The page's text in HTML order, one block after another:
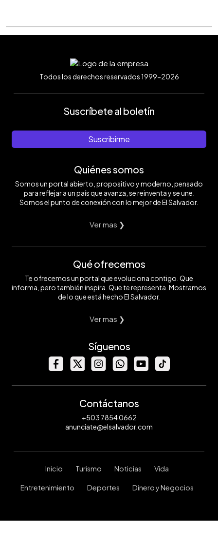
Todos los derechos reservados 1999-2026
Suscríbete al boletín
Suscribirme
Quiénes somos
Somos un portal abierto, propositivo y moderno, pensado
para reflejar a un país que avanza, se reinventa y se une.
Somos el punto de conexión con lo mejor de El Salvador.
Ver mas ❯
Qué ofrecemos
Te ofrecemos un portal que evoluciona contigo. Que
informa, pero también inspira. Que te representa. Mostramos
de lo que está hecho El Salvador.
Ver mas ❯
Síguenos
Contáctanos
+503 7854 0662
anunciate@elsalvador.com
Inicio Turismo Noticias Vida
Entretenimiento Deportes Dinero y Negocios